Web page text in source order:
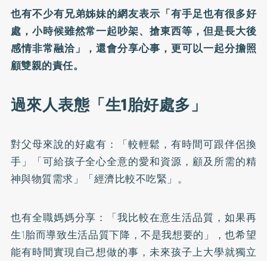
也有不少有兄弟姊妹的網友表示「有手足也有很多好
處，小時候雖然常一起吵架、搶東西等，但是長大後
感情非常融洽」，還會分享心事，更可以一起分擔照
顧雙親的責任。
過來人表態「生1胎好處多」
對父母來說的好處有：「較輕鬆，有時間可跟伴侶換
手」「可給孩子全心全意的愛和資源，顧及所需的精
神與物質需求」「經濟比較不吃緊」。
也有全職媽媽分享：「我比較在意生活品質，如果再
生1胎而導致生活品質下降，不是我想要的」，也希望
能有時間實現自己想做的事，未來孩子上大學就獨立